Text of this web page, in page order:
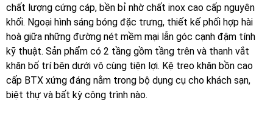
chất lượng cứng cáp, bền bỉ nhờ chất inox cao cấp nguyên
khối. Ngoại hình sáng bóng đặc trưng, thiết kế phối hợp hài
hoà giữa những đường nét mềm mại lẫn góc cạnh đậm tính
kỹ thuật. Sản phẩm có 2 tầng gồm tầng trên và thanh vắt
khăn bố trí bên dưới vô cùng tiện lợi. Kệ treo khăn bồn cao
cấp BTX xứng đáng nằm trong bộ dụng cụ cho khách sạn,
biệt thự và bất kỳ công trình nào.